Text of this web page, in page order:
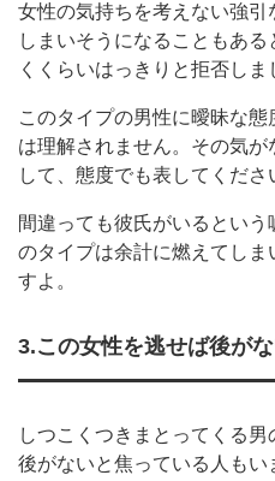
女性の気持ちを考えない強
しまいそうになることもあ
くくらいはっきりと拒否しま
このタイプの男性に曖昧な
は理解されません。その気
して、態度でも表してくださ
間違っても彼氏がいるとい
のタイプは余計に燃えてしま
すよ。
3.この女性を逃せば後が
しつこくつきまとってくる
後がないと焦っている人も